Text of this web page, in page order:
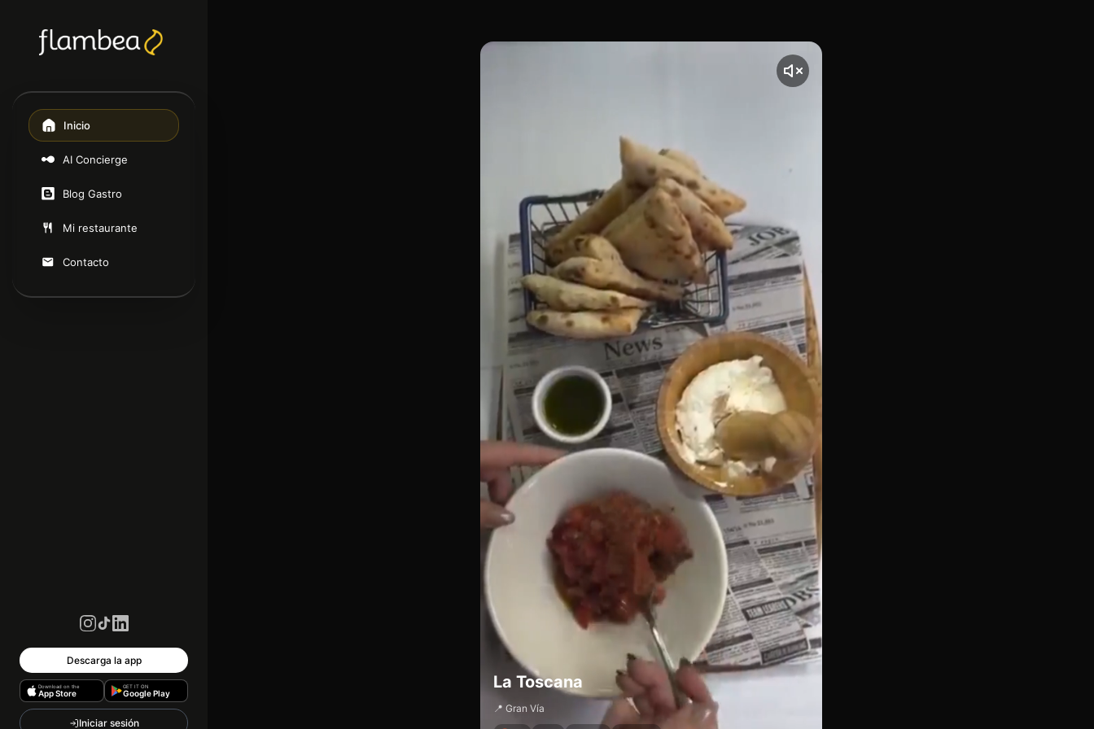
Inicio
AI Concierge
Blog Gastro
Mi restaurante
Contacto
Descarga la app
Download on the
App Store
GET IT ON
Google Play
Iniciar sesión
La Toscana
📍 Gran Vía
Situado en el corazón del dinámico distrito de Chamberí, en la calle de Manuel Silvela, el
[00:00 - Escena 1: Introducción y Ambiente] El vídeo comienza con una toma de La Toscana,